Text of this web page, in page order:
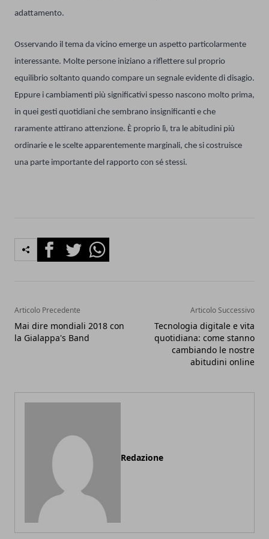
adattamento.
Osservando il tema da vicino emerge un aspetto particolarmente
interessante. Molte persone iniziano a riflettere sul proprio
equilibrio soltanto quando compare un segnale evidente di disagio.
Eppure i cambiamenti più significativi spesso nascono molto prima,
in quei gesti quotidiani che sembrano insignificanti e che
raramente attirano attenzione. È proprio lì, tra le abitudini più
ordinarie e le scelte apparentemente marginali, che si costruisce
una parte importante del rapporto con sé stessi.
FacebookTwitterWhatsapp
Articolo Precedente
Mai dire mondiali 2018 con
la Gialappa's Band
Articolo Successivo
Tecnologia digitale e vita
quotidiana: come stanno
cambiando le nostre
abitudini online
Redazione